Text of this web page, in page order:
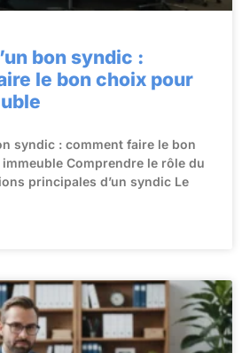
bon syndic :
le bon choix pour
syndic : comment faire le bon
Comprendre le rôle du
principales d’un syndic Le